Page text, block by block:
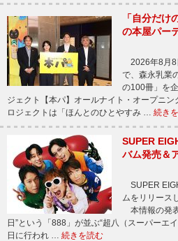
「自分だ
の本屋パー
2026年8月8
で、森永乳業
の100冊」を
ジェクト【本パ】オールナイト・オープニ
ロジェクトは「ほんとのひとやすみ … 続き
SUPER
バム発売＆
SUPER
ムをリリース
本情報の発
日”という「888」が並ぶ“超八（スーパーエ
日に行われ … 続きを読む